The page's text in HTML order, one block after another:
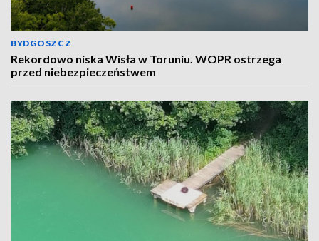
BYDGOSZCZ
Rekordowo niska Wisła w Toruniu. WOPR ostrzega
przed niebezpieczeństwem